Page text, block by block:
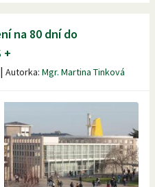
na 80 dní do
+
| Autorka: Mgr. Martina Tinková